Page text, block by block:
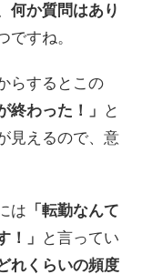
何か質問はあり
ですね。
らするとこの
終わった！」 と
見えるので、意
は 「転勤なんて
！」 と言ってい
れくらいの頻度